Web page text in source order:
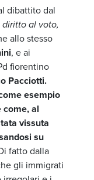
dibattito dal
al voto,
allo stesso
, e ai
fiorentino
Pacciotti.
esempio
al
vissuta
su
fatto dalla
gli immigrati